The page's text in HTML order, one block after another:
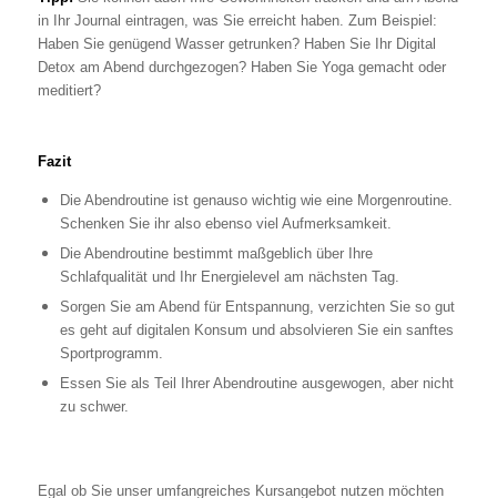
in Ihr Journal eintragen, was Sie erreicht haben. Zum Beispiel:
Haben Sie genügend Wasser getrunken? Haben Sie Ihr Digital
Detox am Abend durchgezogen? Haben Sie Yoga gemacht oder
meditiert?
Fazit
Die Abendroutine ist genauso wichtig wie eine Morgenroutine.
Schenken Sie ihr also ebenso viel Aufmerksamkeit.
Die Abendroutine bestimmt maßgeblich über Ihre
Schlafqualität und Ihr Energielevel am nächsten Tag.
Sorgen Sie am Abend für Entspannung, verzichten Sie so gut
es geht auf digitalen Konsum und absolvieren Sie ein sanftes
Sportprogramm.
Essen Sie als Teil Ihrer Abendroutine ausgewogen, aber nicht
zu schwer.
Egal ob Sie unser umfangreiches Kursangebot nutzen möchten